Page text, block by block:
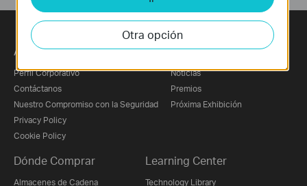
Acerca de Nosotros
Perfil Corporativo
Contáctanos
Nuestro Compromiso con la Seguridad
Privacy Policy
Cookie Policy
Prensa
Noticias
Premios
Próxima Exhibición
Dónde Comprar
Almacenes de Cadena
Learning Center
Technology Library
Otra opción